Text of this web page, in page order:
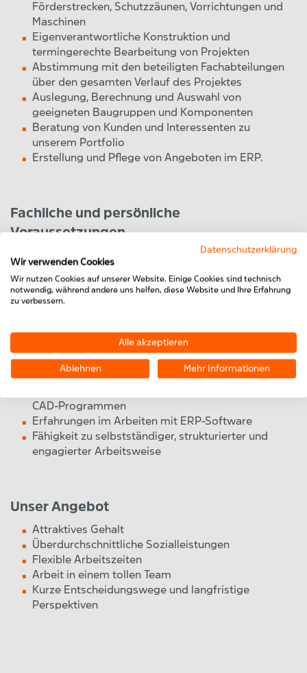
Förderstrecken, Schutzzäunen, Vorrichtungen und
Maschinen
Eigenverantwortliche Konstruktion und
termingerechte Bearbeitung von Projekten
Abstimmung mit den beteiligten Fachabteilungen
über den gesamten Verlauf des Projektes
Auslegung, Berechnung und Auswahl von
geeigneten Baugruppen und Komponenten
Beratung von Kunden und Interessenten zu
unserem Portfolio
Erstellung und Pflege von Angeboten im ERP.
Fachliche und persönliche
Voraussetzungen
Lehre oder Weiterbildung Fachrichtung
Berufserfahrung in der eigenverantwortlichen
Konstruktion von Einzelteilen, Baugruppen und
Kontaktfreudige und aufgeschlossene
Erfahrung in der Projektabwicklung und
Kundenbetreuung
CAD-Programmen
Erfahrungen im Arbeiten mit ERP-Software
Fähigkeit zu selbstständiger, strukturierter und
engagierter Arbeitsweise
Unser Angebot
Attraktives Gehalt
Überdurchschnittliche Sozialleistungen
Flexible Arbeitszeiten
Arbeit in einem tollen Team
Kurze Entscheidungswege und langfristige
Perspektiven
Datenschutzerklärung
Wir verwenden Cookies
Wir nutzen Cookies auf unserer Website. Einige Cookies sind technisch
notwendig, während andere uns helfen, diese Website und Ihre Erfahrung
zu verbessern.
Alle akzeptieren
Ablehnen Mehr Informationen